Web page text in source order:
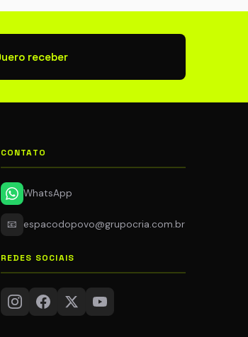
receber
CONTATO
WhatsApp
📧 espacodopovo@grupocria.com.br
REDES SOCIAIS